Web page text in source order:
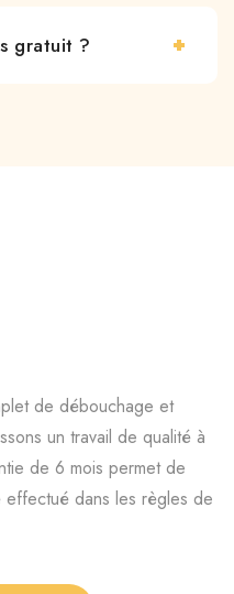
gratuit ?
de débouchage et
un travail de qualité à
de 6 mois permet de
effectué dans les règles de